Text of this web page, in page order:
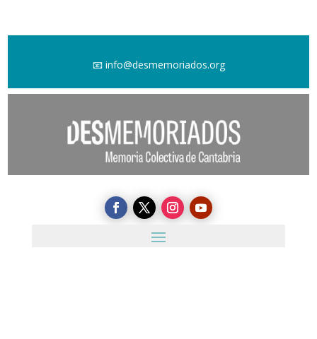
📧 info@desmemoriados.org